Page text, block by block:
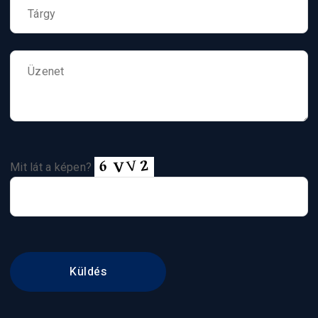
Mit lát a képen?